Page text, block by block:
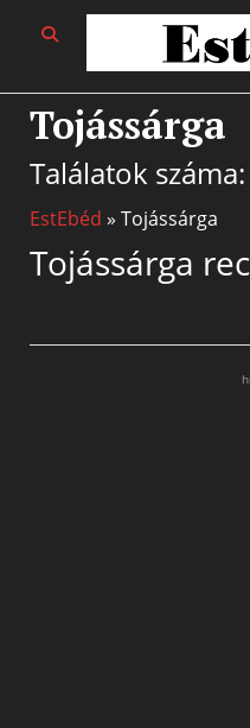
Tojássárga
Találatok
EstEbéd » Tojássárga
Tojássárga